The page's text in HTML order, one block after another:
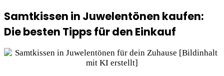
Samtkissen in Juwelentönen kaufen:
Die besten Tipps für den Einkauf